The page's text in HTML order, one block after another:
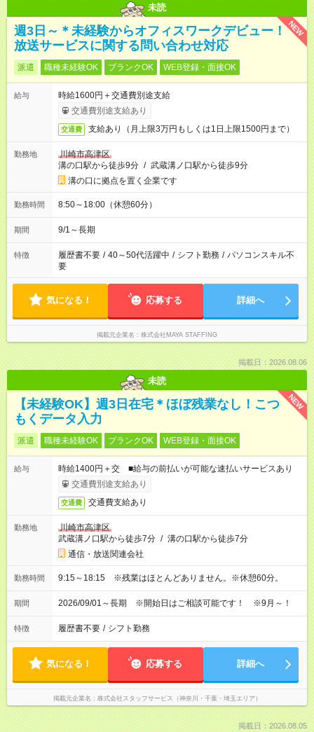
未読
NEW
週3日～＊未経験からオフィスワークデビュー！
放送サービスに関する問い合わせ対応
派遣 職種未経験OK ブランクOK WEB登録・面接OK
給与
時給1600円＋交通費別途支給
交通費別途支給あり
交通費 支給あり（月上限3万円もしくは1日上限1500円まで）
勤務地
川崎市高津区
溝の口駅から徒歩9分 / 武蔵溝ノ口駅から徒歩9分
溝の口に拠点を置く企業です
勤務時間 8:50～18:00（休憩60分）
期間 9/1～長期
特徴 履歴書不要 / 40～50代活躍中 / シフト勤務 / パソコンスキル不
要
気になる！ 応募する 詳細へ
掲載元企業名 株式会社MAYA STAFFING
掲載日：2026.08.06
未読
NEW
【未経験OK】週3日在宅＊ほぼ残業なし！こつ
もくデータ入力
派遣 職種未経験OK ブランクOK WEB登録・面接OK
給与
時給1400円＋交 ■給与の前払いが可能な速払いサービスあり
交通費別途支給あり
交通費 交通費支給あり
勤務地
川崎市高津区
武蔵溝ノ口駅から徒歩7分 / 溝の口駅から徒歩7分
通信・放送関連会社
勤務時間 9:15～18:15 ※残業はほとんどありません。※休憩60分。
期間 2026/09/01～長期 ※開始日はご相談可能です！ ※9月～！
特徴 履歴書不要 / シフト勤務
気になる！ 応募する 詳細へ
掲載元企業名 株式会社スタッフサービス（神奈川・千葉・埼玉エリア）
掲載日：2026.08.05